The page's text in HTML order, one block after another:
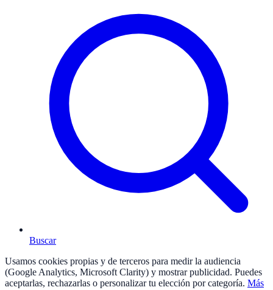
Buscar
Usamos cookies propias y de terceros para medir la audiencia
(Google Analytics, Microsoft Clarity) y mostrar publicidad. Puedes
aceptarlas, rechazarlas o personalizar tu elección por categoría. Más